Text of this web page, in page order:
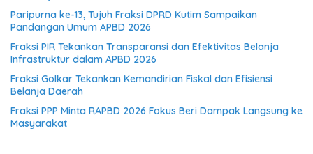
Paripurna ke-13, Tujuh Fraksi DPRD Kutim Sampaikan
Pandangan Umum APBD 2026
Fraksi PIR Tekankan Transparansi dan Efektivitas Belanja
Infrastruktur dalam APBD 2026
Fraksi Golkar Tekankan Kemandirian Fiskal dan Efisiensi
Belanja Daerah
Fraksi PPP Minta RAPBD 2026 Fokus Beri Dampak Langsung ke
Masyarakat